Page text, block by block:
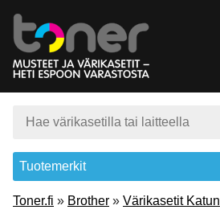
Tuotemerkit
Toner.fi » Brother » Värikasetit Katun